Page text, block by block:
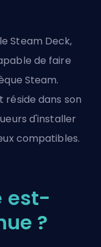
Steam Deck,
de faire
Steam.
dans son
d'installer
compatibles.
est-
?